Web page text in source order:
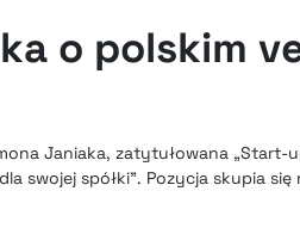
o polskim
Janiaka, zatytułowana
swojej spółki”. Pozycja skupia